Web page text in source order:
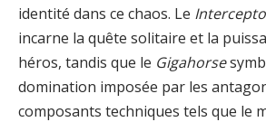
identité dans ce chaos. Le
incarne la quête solitaire et la
héros, tandis que le Gigahorse
domination imposée par les
composants techniques tels que le